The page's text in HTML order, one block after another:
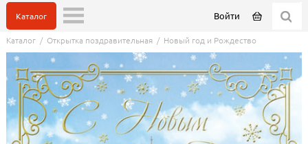
Войти
Каталог
Каталог/ Открытка поздравительная/ Новый год и Рождество